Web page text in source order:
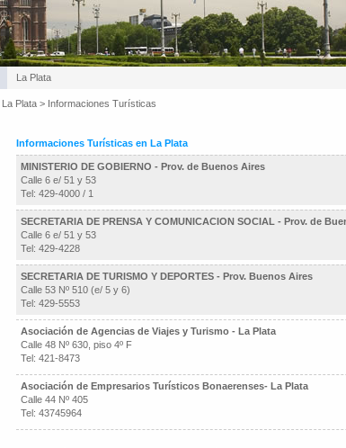
La Plata
La Plata > Informaciones Turísticas
Informaciones Turísticas en La Plata
MINISTERIO DE GOBIERNO - Prov. de Buenos Aires
Calle 6 e/ 51 y 53
Tel: 429-4000 / 1
SECRETARIA DE PRENSA Y COMUNICACION SOCIAL - Prov. de
Calle 6 e/ 51 y 53
Tel: 429-4228
SECRETARIA DE TURISMO Y DEPORTES - Prov. Buenos Aires
Calle 53 Nº 510 (e/ 5 y 6)
Tel: 429-5553
Asociación de Agencias de Viajes y Turismo - La Plata
Calle 48 Nº 630, piso 4º F
Tel: 421-8473
Asociación de Empresarios Turísticos Bonaerenses- La Plata
Calle 44 Nº 405
Tel: 43745964